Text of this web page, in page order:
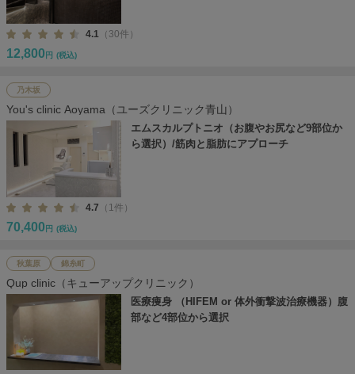
4.1 （30件）
12,800 円 (税込)
乃木坂
You's clinic Aoyama（ユーズクリニック青山）
エムスカルプトニオ（お腹やお尻など9部位か
ら選択）/筋肉と脂肪にアプローチ
4.7 （1件）
70,400 円 (税込)
秋葉原 錦糸町
Qup clinic（キューアップクリニック）
医療痩身 （HIFEM or 体外衝撃波治療機器）腹
部など4部位から選択